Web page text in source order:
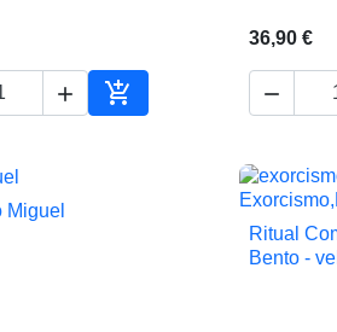
 
Adicionar ao carrinho
36,90 €

Vista rápida
Miguel
Ritual
Bento -